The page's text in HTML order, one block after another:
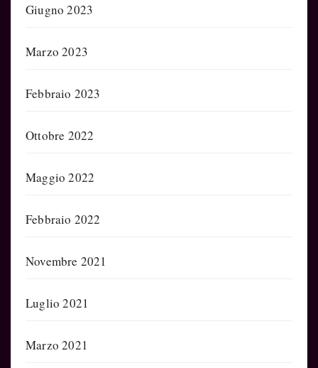
Giugno 2023
Marzo 2023
Febbraio 2023
Ottobre 2022
Maggio 2022
Febbraio 2022
Novembre 2021
Luglio 2021
Marzo 2021